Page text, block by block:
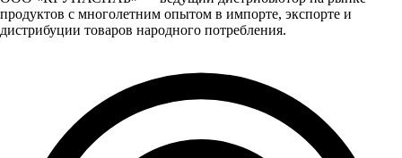
продуктов с многолетним опытом в импорте, экспорте и
дистрибуции товаров народного потребления.